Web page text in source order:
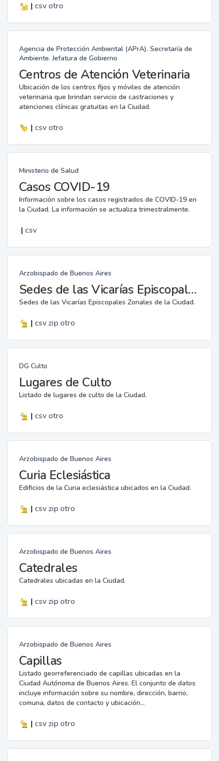
| csv otro
Agencia de Protección Ambiental (APrA). Secretaría de
Ambiente. Jefatura de Gobierno
Centros de Atención Veterinaria
Ubicación de los centros fijos y móviles de atención
veterinaria que brindan servicio de castraciones y
atenciones clínicas gratuitas en la Ciudad.
| csv otro
Ministerio de Salud
Casos COVID-19
Información sobre los casos registrados de COVID-19 en
la Ciudad. La información se actualiza trimestralmente.
| csv
Arzobispado de Buenos Aires
Sedes de las Vicarías Episcopales Zonales
Sedes de las Vicarías Episcopales Zonales de la Ciudad.
| csv zip otro
DG Culto
Lugares de Culto
Listado de lugares de culto de la Ciudad.
| csv otro
Arzobispado de Buenos Aires
Curia Eclesiástica
Edificios de la Curia eclesiástica ubicados en la Ciudad.
| csv zip otro
Arzobispado de Buenos Aires
Catedrales
Catedrales ubicadas en la Ciudad.
| csv zip otro
Arzobispado de Buenos Aires
Capillas
Listado georreferenciado de capillas ubicadas en la
Ciudad Autónoma de Buenos Aires. El conjunto de datos
incluye información sobre su nombre, dirección, barrio,
comuna, datos de contacto y ubicación...
| csv zip otro